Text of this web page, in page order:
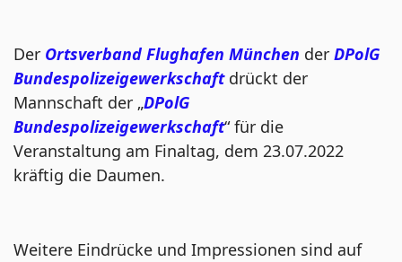
Der Ortsverband Flughafen München der DPolG
Bundespolizeigewerkschaftdrückt der
Mannschaft der „DPolG
Bundespolizeigewerkschaft“ für die
Veranstaltung am Finaltag, dem 23.07.2022
kräftig die Daumen.
Weitere Eindrücke und Impressionen sind auf